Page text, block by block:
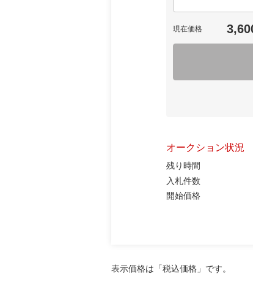
現在価格
オークション状況
残り時間
入札件数
開始価格
表示価格は「税込価格」です。